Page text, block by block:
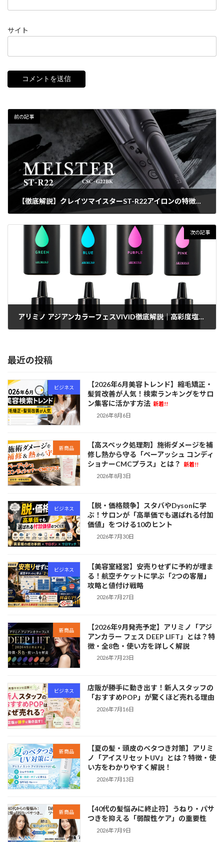
サイト
前の記事
【徹底解説】クレイツマイスターST-R22アイロンの特徴と口コミ！プロ仕様のストレートアイロンで美しい髪に
次の記事
アリミノ アジアンカラーフェスVIVID徹底解説｜高彩度塩基性染料で5分染まり、アルカリカラーと相性抜群！
最近の投稿
ビジネス
【2026年6月美容トレンド】縮毛矯正・
髪質改善が人気！検索ランキングをサロ
ン集客に活かす方法 新着!!
2026年8月6日
新商品
【高スペック処理剤】施術ダメージを補
修し熱から守る「ペーアッシュ コンディ
ショナーCMCプラス」とは？
新着!!
2026年8月3日
ビジネス
【脱・価格競争】スタバやDysonに学
ぶ！サロンが「高単価でも選ばれる付加
価値」をつける10のヒント
2026年7月30日
ビジネス
【美容室経営】安売りせずに予約が埋ま
る！航空チケットに学ぶ「2つの客層」
攻略と値付け戦略
2026年7月27日
新商品
【2026年9月発売予定】アリミノ「アジ
アンカラー フェス DEEP LIFT」とは？特
徴・全8色・使い方を詳しく解説
2026年7月23日
ビジネス
店販が勝手に動き出す！新人スタッフの
「おすすめPOP」が驚くほど売れる理由
2026年7月16日
新商品
【夏の髪・頭皮のベタつき対策】アリミ
ノ「アイスリセットUV」とは？特徴・使
い方をわかりやすく解説！
2026年7月13日
新商品
【40代の髪悩みに終止符】うねり・パサ
つきを抑える「弱酸性ケア」の重要性
2026年7月9日